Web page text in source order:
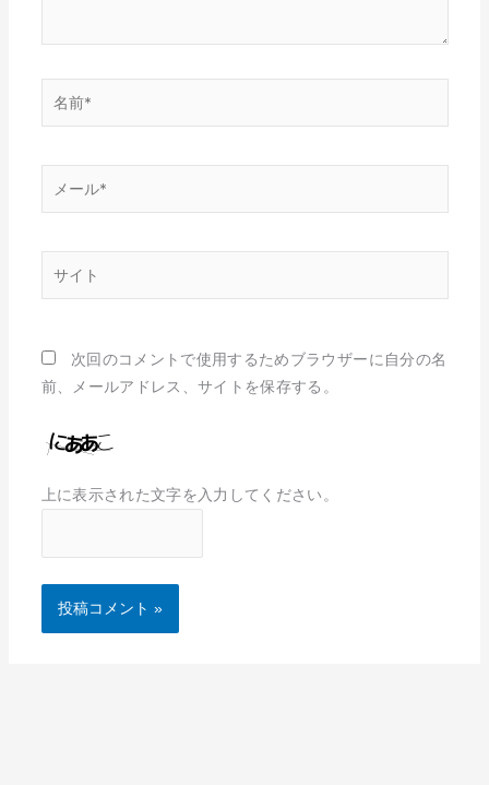
次回のコメントで使用するためブラウザーに自分の名
前、メールアドレス、サイトを保存する。
上に表示された文字を入力してください。